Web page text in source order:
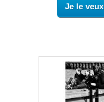
Je le veux